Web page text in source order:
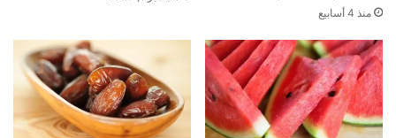
منذ 4 أسابيع